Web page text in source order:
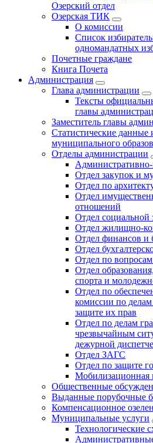
Озерский отдел
Озерская ТИК
О комиссии
Список
одномандатных
Почетные граждане
Книга Почета
Администрация
Глава администрации
Тексты
главы
Заместитель главы
Статистические данные
муниципального
Отделы администрации
Отдел закупок и
Отдел по
Отдел
отношений
Отдел социальной
Отдел жилищно-
Отдел финансов и
Отдел
Отдел по вопросам
Отдел
спорта и
Отдел по
комиссии по
защите их прав
Отдел по делам
чрезвычайным
дежурной
Отдел ЗАГС
Отдел по защите
Мобилизационная
Общественные
Выданные порубочные
Компенсационное
Муниципальные услуги
Технологические